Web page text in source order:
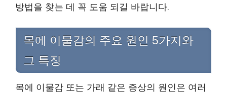
방법을 찾는 데 꼭 도움 되길 바랍니다.
목에 이물감의 주요 원인 5가지와
그 특징
목에 이물감 또는 가래 같은 증상의 원인은 여러